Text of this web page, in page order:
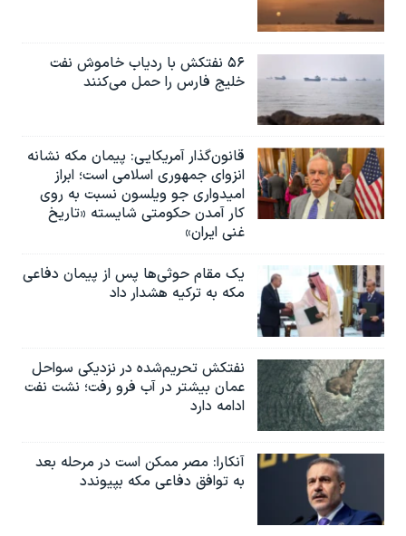
۵۶ نفتکش با ردیاب خاموش نفت
خلیج فارس را حمل می‌کنند
قانون‌گذار آمریکایی: پیمان مکه نشانه
انزوای جمهوری اسلامی است؛ ابراز
امیدواری جو ویلسون نسبت به روی
کار آمدن حکومتی شایسته «تاریخ
غنی ایران»
یک مقام حوثی‌ها پس از پیمان دفاعی
مکه به ترکیه هشدار داد
نفتکش تحریم‌شده در نزدیکی سواحل
عمان بیشتر در آب فرو رفت؛ نشت نفت
ادامه دارد
آنکارا: مصر ممکن است در مرحله بعد
به توافق دفاعی مکه بپیوندد